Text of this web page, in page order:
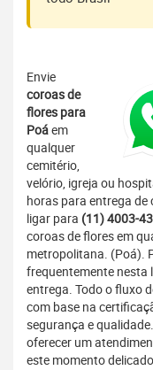
Envie
coroas de
flores para
Poáem
qualquer
cemitério,
velório, igreja ou
horas para entrega de
ligar para (11) 4003-
coroas de flores em
metropolitana. (Poá).
frequentemente nesta
entrega. Todo o fluxo
com base na
segurança e
oferecer um
este momento